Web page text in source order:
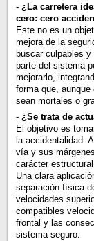
- ¿La carretera
cero: cero
Este no es un
mejora de la
buscar culpables y
parte del sistema
mejorarlo,
forma que,
sean mortales o
- ¿Se trata de
El objetivo es
la accidentalidad.
vía y sus
carácter
Una clara
separación física
velocidades
compatibles
frontal y las
sistema seguro.